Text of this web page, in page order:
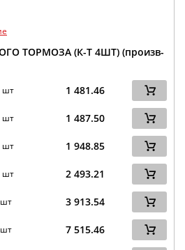
ТОРМОЗА (К-Т 4ШТ) (произв-
шт 1 481.46
шт 1 487.50
шт 1 948.85
шт 2 493.21
3 913.54
7 515.46